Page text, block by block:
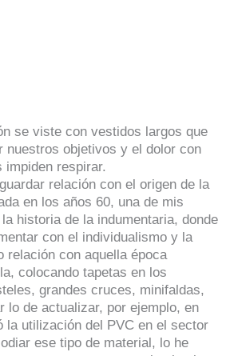
se viste con vestidos largos que
nuestros objetivos y el dolor con
impiden respirar.
relación con el origen de la
en los años 60, una de mis
historia de la indumentaria, donde
con el individualismo y la
relación con aquella época
colocando tapetas en los
grandes cruces, minifaldas,
lo de actualizar, por ejemplo, en
la utilización del PVC en el sector
ese tipo de material, lo he